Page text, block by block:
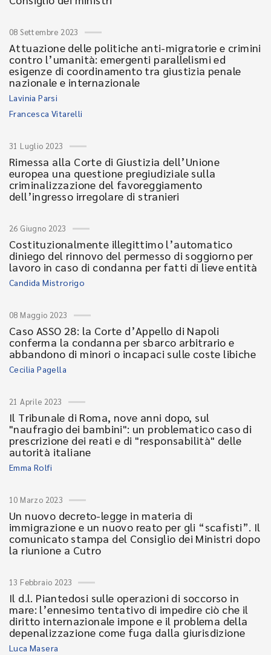
08 Settembre 2023
Attuazione delle politiche anti-migratorie e crimini
contro l’umanità: emergenti parallelismi ed
esigenze di coordinamento tra giustizia penale
nazionale e internazionale
Lavinia Parsi
Francesca Vitarelli
31 Luglio 2023
Rimessa alla Corte di Giustizia dell’Unione
europea una questione pregiudiziale sulla
criminalizzazione del favoreggiamento
dell’ingresso irregolare di stranieri
26 Giugno 2023
Costituzionalmente illegittimo l’automatico
diniego del rinnovo del permesso di soggiorno per
lavoro in caso di condanna per fatti di lieve entità
Candida Mistrorigo
08 Maggio 2023
Caso ASSO 28: la Corte d’Appello di Napoli
conferma la condanna per sbarco arbitrario e
abbandono di minori o incapaci sulle coste libiche
Cecilia Pagella
21 Aprile 2023
Il Tribunale di Roma, nove anni dopo, sul
"naufragio dei bambini": un problematico caso di
prescrizione dei reati e di "responsabilità" delle
autorità italiane
Emma Rolfi
10 Marzo 2023
Un nuovo decreto-legge in materia di
immigrazione e un nuovo reato per gli “scafisti”. Il
comunicato stampa del Consiglio dei Ministri dopo
la riunione a Cutro
13 Febbraio 2023
Il d.l. Piantedosi sulle operazioni di soccorso in
mare: l’ennesimo tentativo di impedire ciò che il
diritto internazionale impone e il problema della
depenalizzazione come fuga dalla giurisdizione
Luca Masera